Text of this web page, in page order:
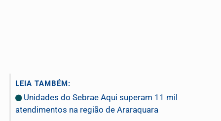
LEIA TAMBÉM:
Unidades do Sebrae Aqui superam 11 mil
atendimentos na região de Araraquara